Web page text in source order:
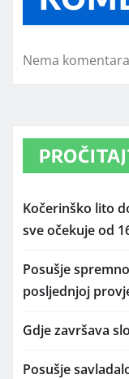
Nema
Kočerinško lito
sve očekuje od
Posušje
posljednjoj
Gdje završava
Posušje